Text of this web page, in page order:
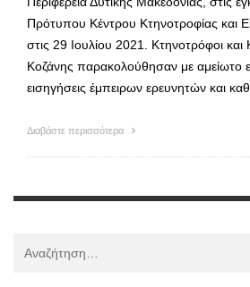
Πρότυπου Κέντρου Κτηνοτροφίας και
στις 29 Ιουλίου 2021. Κτηνοτρόφοι και
Κοζάνης παρακολούθησαν με αμείωτο
εισηγήσεις έμπειρων ερευνητών και
Διαβάστε περισσότερα